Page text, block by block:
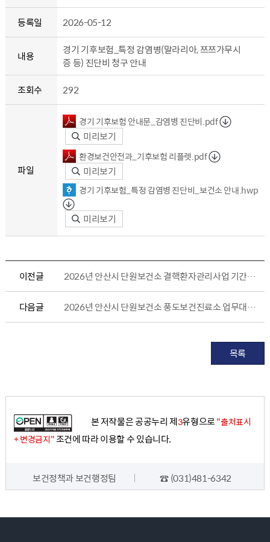
등록일 2026-05-12
내용
경기 기후보험_특정 감염병(말라리아, 쯔쯔가무시
증 등) 진단비 청구 안내
조회수
292
파일
경기 기후보험 안내문_감염병 진단비.pdf
미리보기
환경보건안전과_기후보험 리플렛.pdf
미리보기
경기 기후보험_특정 감염병 진단비_보건소 안내.hwp
미리보기
이전글 2026년 안산시 단원보건소 결핵환자관리사업 기간제근로자 추가 채용 공고(3차)
다음글 2026년 안산시 단원보건소 풍도보건진료소 업무대행(보건진료원) 최종합격자 공고
목록
본 저작물은 공공누리 제3유형으로"출처표시
+ 변경금지"조건에 따라 이용할 수 있습니다.
보건정책과 보건행정팀 ☎ (031)481-6342